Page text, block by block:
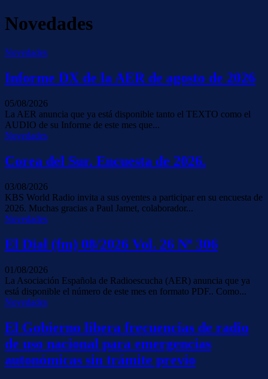
Novedades
Novedades
Informe DX de la AER de agosto de 2026
05/08/2026
La AER anuncia que ya está disponible tanto el TEXTO como el
AUDIO de su Informe de este mes que...
Novedades
Corea del Sur. Encuesta de 2026.
03/08/2026
KBS World Radio invita a sus oyentes a participar en su encuesta de
2026. Muchas gracias a Paul Jamet, colaborador...
Novedades
El Dial (fm) 08/2026 Vol. 26 Nº 306
01/08/2026
La Asociación Española de Radioescucha (AER) anuncia que ya
está disponible el número de este mes en formato PDF.. Como...
Novedades
El Gobierno libera frecuencias de radio
de uso nacional para emergencias
autonómicas sin trámite previo